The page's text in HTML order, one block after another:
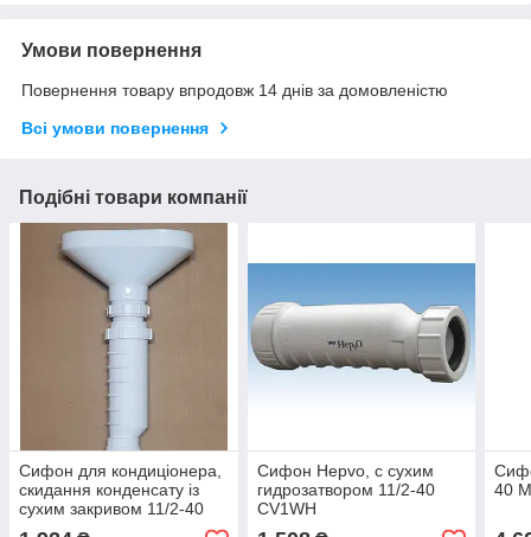
Умови повернення
Повернення товару впродовж 14 днів за домовленістю
Всі умови повернення
Подібні товари компанії
Сифон для кондиціонера,
скидання конденсату із
сухим закривом 11/2-40
Сифон Hepvo, с сухим
гидрозатвором 11/2-40
CV1WH
40